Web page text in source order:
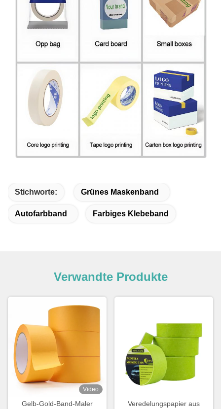
Stichworte: Grünes Maskenband
Autofarbband Farbiges Klebeband
Verwandte Produkte
Video
Gelb-Gold-Band-Maler
Veredelungspapier aus